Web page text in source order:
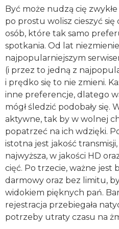
Być może nudzą cię
po prostu wolisz cieszyć
osób, które tak samo
spotkania. Od lat
najpopularniejszym
(i przez to jedną z
i prędko się to nie zmieni.
inne preferencje, dlatego
mógł śledzić podobały się.
aktywne, tak by w wolnej
popatrzeć na ich wdzięki.
istotna jest jakość
najwyższa, w jakości HD
cięć. Po trzecie, ważne jest
darmowy oraz bez limitu,
widokiem pięknych pań.
rejestracja przebiegała
potrzeby utraty czasu na